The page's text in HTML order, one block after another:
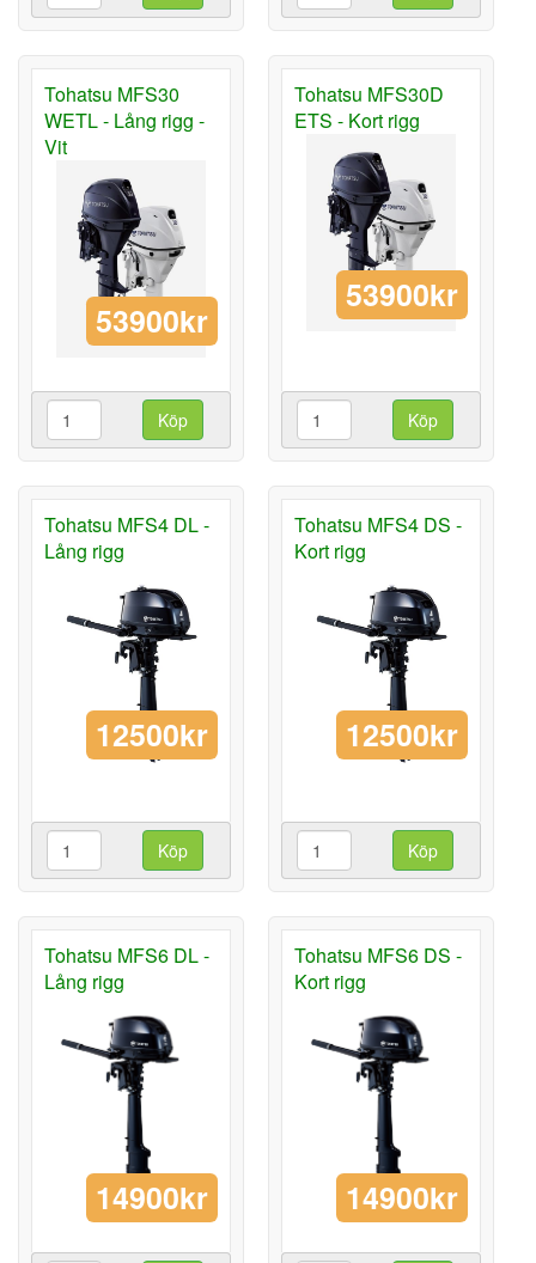
Tohatsu MFS30
WETL - Lång rigg -
Vit
53900kr
Köp
Tohatsu MFS30D
ETS - Kort rigg
53900kr
Köp
Tohatsu MFS4 DL -
Lång rigg
12500kr
Köp
Tohatsu MFS4 DS -
Kort rigg
12500kr
Köp
Tohatsu MFS6 DL -
Lång rigg
14900kr
Tohatsu MFS6 DS -
Kort rigg
14900kr